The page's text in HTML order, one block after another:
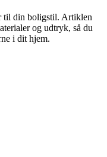
til din boligstil. Artiklen
og udtryk, så du
i dit hjem.